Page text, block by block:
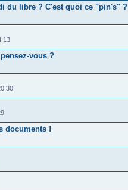
du libre ? C'est quoi ce "pin's" ?
vous ?
documents !